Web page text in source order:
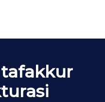
tafakkur